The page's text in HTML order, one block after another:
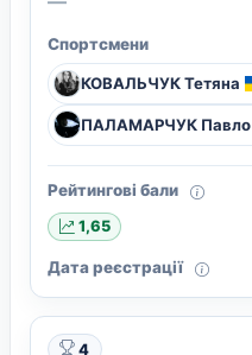
Спортсмени
КОВАЛЬЧУК Тетяна
ПАЛАМАРЧУК Павло
Рейтингові бали
1,65
Дата реєстрації
4